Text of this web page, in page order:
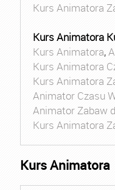
Kurs Animatora
Kurs Animatora
Kurs Animatora,
Kurs Animatora
Kurs Animatora
Animator Czasu
Animator Zabaw
Kurs Animatora
Kurs Animatora